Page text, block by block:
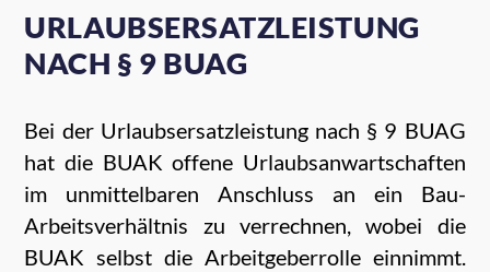
URLAUBSERSATZLEISTUNG
NACH § 9 BUAG
Bei der Urlaubsersatzleistung nach § 9 BUAG
hat die BUAK offene Urlaubsanwartschaften
im unmittelbaren Anschluss an ein Bau-
Arbeitsverhältnis zu verrechnen, wobei die
BUAK selbst die Arbeitgeberrolle einnimmt.